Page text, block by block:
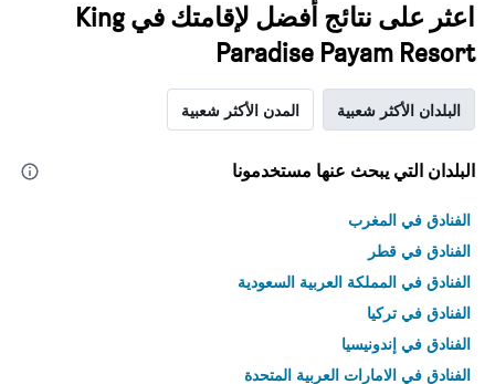
اعثر على نتائج أفضل لإقامتك في King
Paradise Payam Resort
البلدان الأكثر شعبية المدن الأكثر شعبية
البلدان التي يبحث عنها مستخدمونا
الفنادق في المغرب
الفنادق في قطر
الفنادق في المملكة العربية السعودية
الفنادق في تركيا
الفنادق في إندونيسيا
الفنادق في الامارات العربية المتحدة